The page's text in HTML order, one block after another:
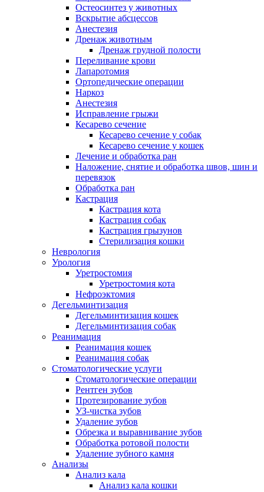
Остеосинтез у животных
Вскрытие абсцессов
Анестезия
Дренаж животным
Дренаж грудной полости
Переливание крови
Лапаротомия
Ортопедические операции
Наркоз
Анестезия
Исправление грыжи
Кесарево сечение
Кесарево сечение у собак
Кесарево сечение у кошек
Лечение и обработка ран
Наложение, снятие и обработка швов, шин и
перевязок
Обработка ран
Кастрация
Кастрация кота
Кастрация собак
Кастрация грызунов
Стерилизация кошки
Неврология
Урология
Уретростомия
Уретростомия кота
Нефроэктомия
Дегельминтизация
Дегельминтизация кошек
Дегельминтизация собак
Реанимация
Реанимация кошек
Реанимация собак
Стоматологические услуги
Стоматологические операции
Рентген зубов
Протезирование зубов
УЗ-чистка зубов
Удаление зубов
Обрезка и выравнивание зубов
Обработка ротовой полости
Удаление зубного камня
Анализы
Анализ кала
Анализ кала кошки